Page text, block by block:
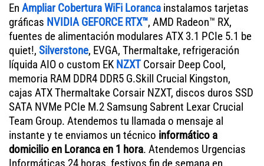
En Ampliar Cobertura WiFi Loranca instalamos tarjetas
gráficas NVIDIA GEFORCE RTX™, AMD Radeon™ RX,
fuentes de alimentación modulares ATX 3.1 PCIe 5.1 be
quiet!, Silverstone, EVGA, Thermaltake, refrigeración
líquida AIO o custom EK NZXTCorsair Deep Cool,
memoria RAM DDR4 DDR5 G.Skill Crucial Kingston,
cajas ATX Thermaltake Corsair NZXT, discos duros SSD
SATA NVMe PCIe M.2 Samsung Sabrent Lexar Crucial
Team Group. Atendemos tu llamada o mensaje al
instante y te enviamos un técnico informático a
domicilio en Loranca en 1 hora. Atendemos Urgencias
Informáticas 24 horas, festivos fin de semana en